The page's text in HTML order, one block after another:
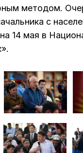
методом.
с
14 мая в